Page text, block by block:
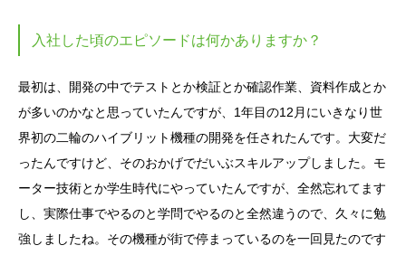
入社した頃のエピソードは何かありますか？
最初は、開発の中でテストとか検証とか確認作業、資料作成とか
が多いのかなと思っていたんですが、1年目の12月にいきなり世
界初の二輪のハイブリット機種の開発を任されたんです。大変だ
ったんですけど、そのおかげでだいぶスキルアップしました。モ
ーター技術とか学生時代にやっていたんですが、全然忘れてます
し、実際仕事でやるのと学問でやるのと全然違うので、久々に勉
強しましたね。その機種が街で停まっているのを一回見たのです